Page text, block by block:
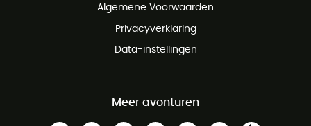
Algemene Voorwaarden
Privacyverklaring
Data-instellingen
Meer avonturen